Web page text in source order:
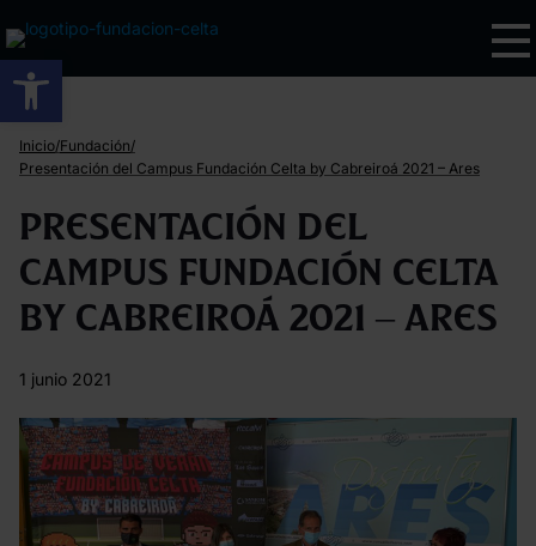
Abrir barra de herramientas
Inicio/Fundación/
Presentación del Campus Fundación Celta by Cabreiroá 2021 – Ares
Presentación del
Campus Fundación Celta
by Cabreiroá 2021 – Ares
1 junio 2021